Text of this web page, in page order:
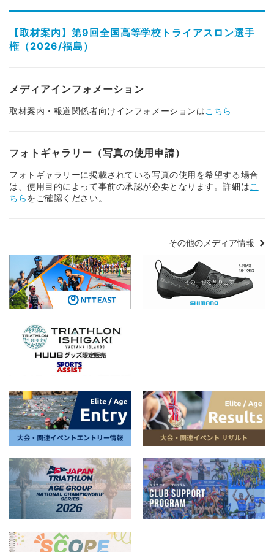
【取材案内】第9回全国高等学校トライアスロン選手
権（2026/福島）
メディアインフォメーション
取材案内・報道関係者向けインフォメーションはこちら
フォトギャラリー（写真の使用申請）
フォトギャラリーに掲載されている写真の使用を希望する場合
は、使用目的によって事前の承認が必要となります。詳細はこ
ちらをご確認ください。
その他のメディア情報